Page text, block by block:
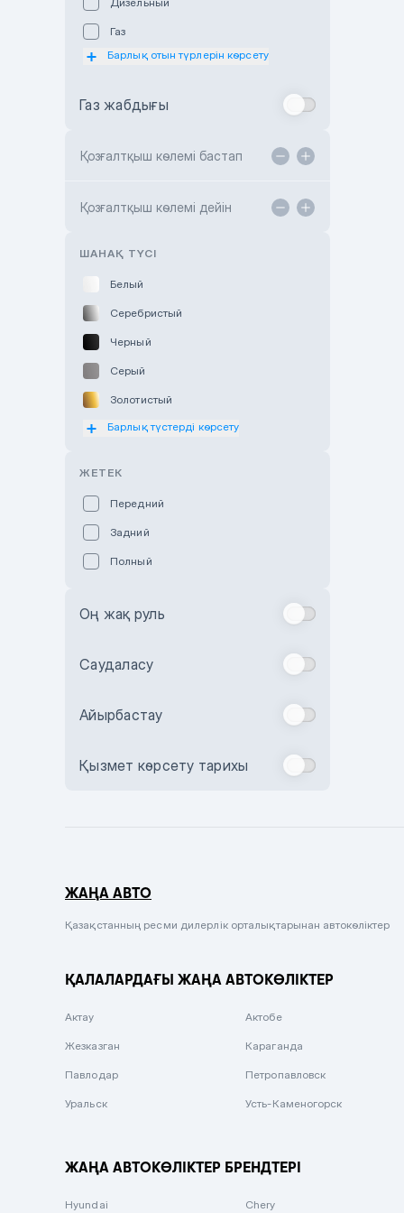
Subaru Motor Almaty
Toyota Astana
TANK Motors Karaganda
Газ
Барлық отын түрлерін көрсету
Газ жабдығы
Қозғалтқыш көлемі бастап
Қозғалтқыш көлемі дейін
ШАНАҚ ТҮСІ
Белый
Серебристый
Черный
Серый
Золотистый
Оранжевый
Зеленый
Бежевый
Комбинированный
Сиреневый металлик
Вишневый
Барлық түстерді көрсету
ЖЕТЕК
Передний
Задний
Полный
Оң жақ руль
Саудаласу
Айырбастау
Қызмет көрсету тарихы
ЖАҢА АВТО
Қазақстанның ресми дилерлік орталықтарынан автокөліктер
ҚАЛАЛАРДАҒЫ ЖАҢА АВТОКӨЛІКТЕР
Актау Актобе
Жезказган Караганда
Павлодар Петропавловск
Уральск Усть-Каменогорск
ЖАҢА АВТОКӨЛІКТЕР БРЕНДТЕРІ
Hyundai Chery